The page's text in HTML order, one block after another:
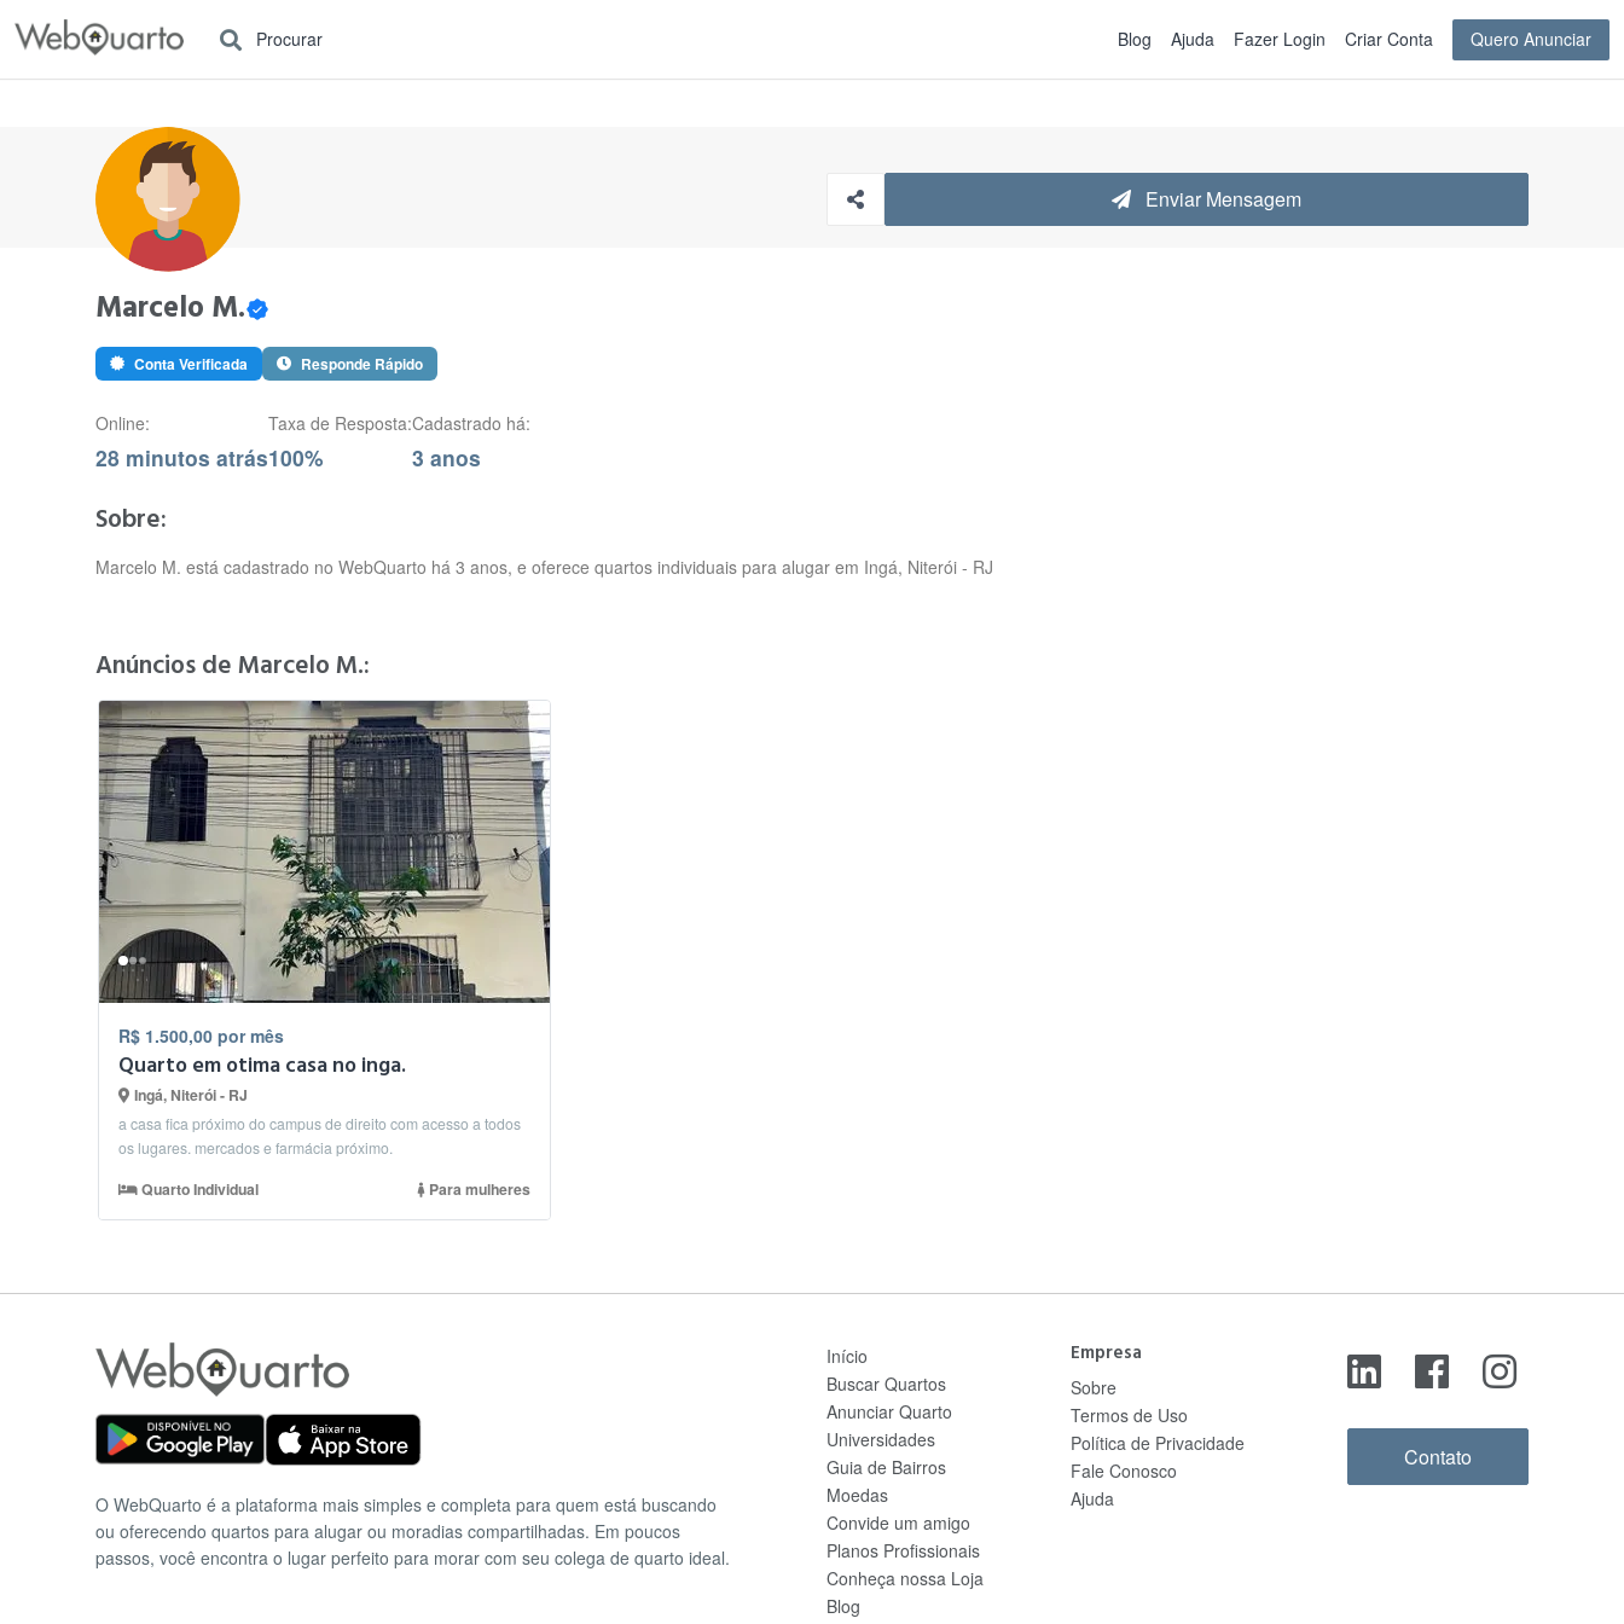
Procurar Blog Ajuda Fazer Login Criar Conta Quero Anunciar
Enviar Mensagem
Marcelo M.
Conta Verificada Responde Rápido
Online:
28 minutos atrás
Taxa de Resposta:
100%
Cadastrado há:
3 anos
Sobre:
Marcelo M. está cadastrado no WebQuarto há 3 anos, e oferece quartos individuais para alugar em Ingá, Niterói - RJ
Anúncios de Marcelo M.:
R$ 1.500,00 por mês
Quarto em otima casa no inga.
Ingá, Niterói - RJ
a casa fica próximo do campus de direito com acesso a todos
os lugares. mercados e farmácia próximo.
Quarto Individual Para mulheres
O WebQuarto é a plataforma mais simples e completa para quem está buscando
ou oferecendo quartos para alugar ou moradias compartilhadas. Em poucos
passos, você encontra o lugar perfeito para morar com seu colega de quarto ideal.
Início
Buscar Quartos
Anunciar Quarto
Universidades
Guia de Bairros
Moedas
Convide um amigo
Planos Profissionais
Conheça nossa Loja
Blog
Empresa
Sobre
Termos de Uso
Política de Privacidade
Fale Conosco
Ajuda
Contato